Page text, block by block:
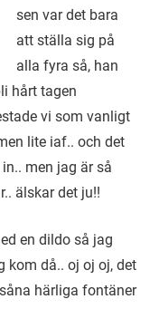
sen var det bara
att ställa sig på
alla fyra så, han
hårt tagen
vi som vanligt
lite iaf.. och det
men jag är så
älskar det ju!!
en dildo så jag
kom då.. oj oj oj, det
härliga fontäner